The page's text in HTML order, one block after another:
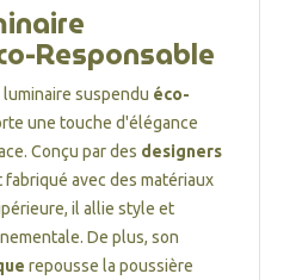
Responsable
luminaire suspendu éco-
une touche d'élégance
Conçu par des designers
fabriqué avec des matériaux
il allie style et
De plus, son
repousse la poussière